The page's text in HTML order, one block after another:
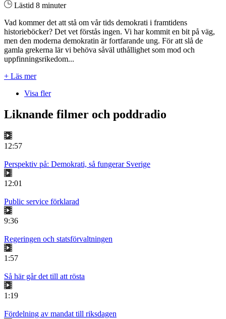
Lästid 8 minuter
Vad kommer det att stå om vår tids demokrati i framtidens
historieböcker? Det vet förstås ingen. Vi har kommit en bit på väg,
men den moderna demokratin är fortfarande ung. För att slå de
gamla grekerna lär vi behöva såväl uthållighet som mod och
uppfinningsrikedom...
+ Läs mer
Visa fler
Liknande filmer och poddradio
12:57
Perspektiv på: Demokrati, så fungerar Sverige
12:01
Public service förklarad
9:36
Regeringen och statsförvaltningen
1:57
Så här går det till att rösta
1:19
Fördelning av mandat till riksdagen